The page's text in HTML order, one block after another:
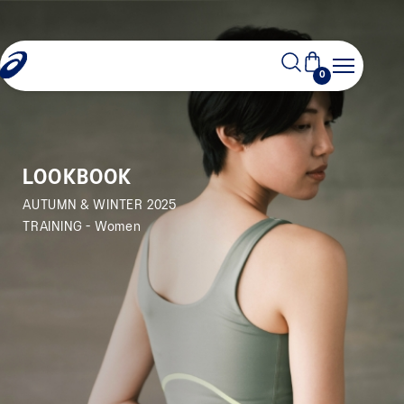
0
LOOKBOOK
AUTUMN & WINTER 2025
TRAINING - Women